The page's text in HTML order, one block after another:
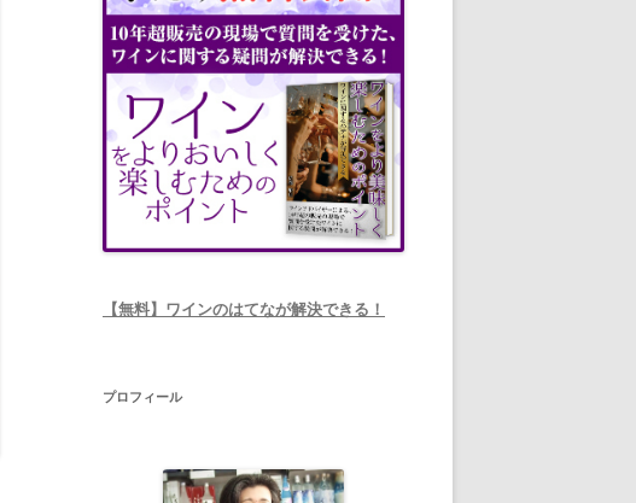
【無料】ワインのはてなが解決できる！
プロフィール